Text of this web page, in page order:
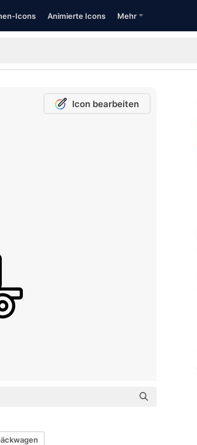
Icons Animierte Icons Mehr
Icon bearbeiten